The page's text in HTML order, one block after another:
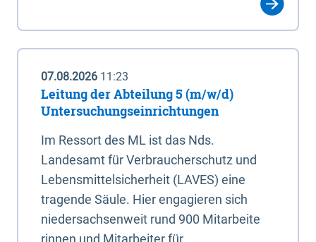
07.08.2026 11:23
Leitung der Abteilung 5 (m/w/d)
Untersuchungseinrichtungen
Im Ressort des ML ist das Nds.
Landesamt für Verbraucherschutz und
Lebensmittelsicherheit (LAVES) eine
tragende Säule. Hier engagieren sich
niedersachsenweit rund 900 Mitarbeite